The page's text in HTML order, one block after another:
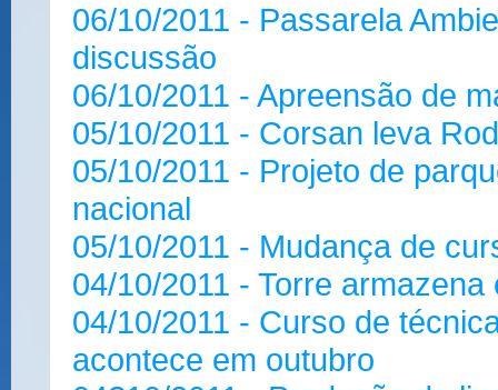
06/10/2011 - Passarela
discussão
06/10/2011 - Apreensão de
05/10/2011 - Corsan leva
05/10/2011 - Projeto de
nacional
05/10/2011 - Mudança de
04/10/2011 - Torre
04/10/2011 - Curso de
acontece em outubro